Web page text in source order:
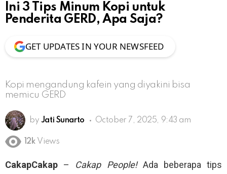
Ini 3 Tips Minum Kopi untuk
Penderita GERD, Apa Saja?
GET UPDATES IN YOUR NEWSFEED
Kopi mengandung kafein yang diyakini bisa
memicu GERD
by Jati Sunarto October 7, 2025, 9:43 am
12k Views
CakapCakap – Cakap People!Ada beberapa tips